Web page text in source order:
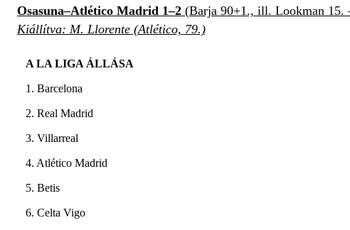
Osasuna–Atlético Madrid 1–2(Barja 90+1., ill. Lookman 15.
Kiállítva: M. Llorente (Atlético, 79.)
A LA LIGA ÁLLÁSA
1. Barcelona
2. Real Madrid
3. Villarreal
4. Atlético Madrid
5. Betis
6. Celta Vigo